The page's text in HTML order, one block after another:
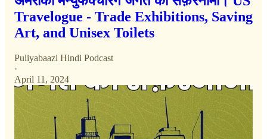
Travelogue - Trade Exhibitions, Saving
Art, and Unisex Toilets
Puliyabaazi Hindi Podcast
·
April 11, 2024